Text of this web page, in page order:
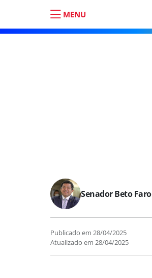
MENU
Senador Beto Faro
Publicado em 28/04/2025
Atualizado em 28/04/2025